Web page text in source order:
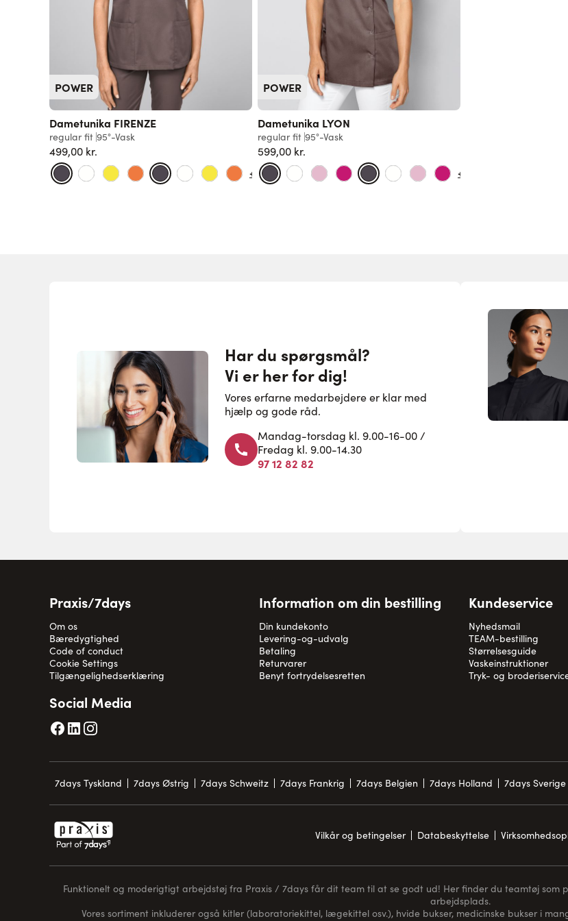
POWER
Dametunika FIRENZE
regular fit 95°-Vask
499,00 kr.
+23
POWER
Dametunika LYON
regular fit 95°-Vask
599,00 kr.
+23
Har du spørgsmål?
Vi er her for dig!
Vores erfarne medarbejdere er klar med
hjælp og gode råd.
Mandag-torsdag kl. 9.00-16-00 /
Fredag kl. 9.00-14.30
97 12 82 82
Praxis/7days
Om os
Bæredygtighed
Code of conduct
Cookie Settings
Tilgængelighedserklæring
Information om din bestilling
Din kundekonto
Levering-og-udvalg
Betaling
Returvarer
Benyt fortrydelsesretten
Kundeservice
Nyhedsmail
TEAM-bestilling
Størrelsesguide
Vaskeinstruktioner
Tryk- og
Social Media
7days Tyskland 7days Østrig 7days Schweitz 7days Frankrig 7days Belgien 7days Holland 7days Sverige
Vilkår og betingelser Databeskyttelse
Funktionelt og moderigtigt arbejdstøj fra Praxis / 7days får dit team til at se godt ud! Her finder du teamtøj
arbejdsplads.
Vores sortiment inkluderer også kitler (laboratoriekittel, lægekittel osv.), hvide bukser, medicinske bukser i